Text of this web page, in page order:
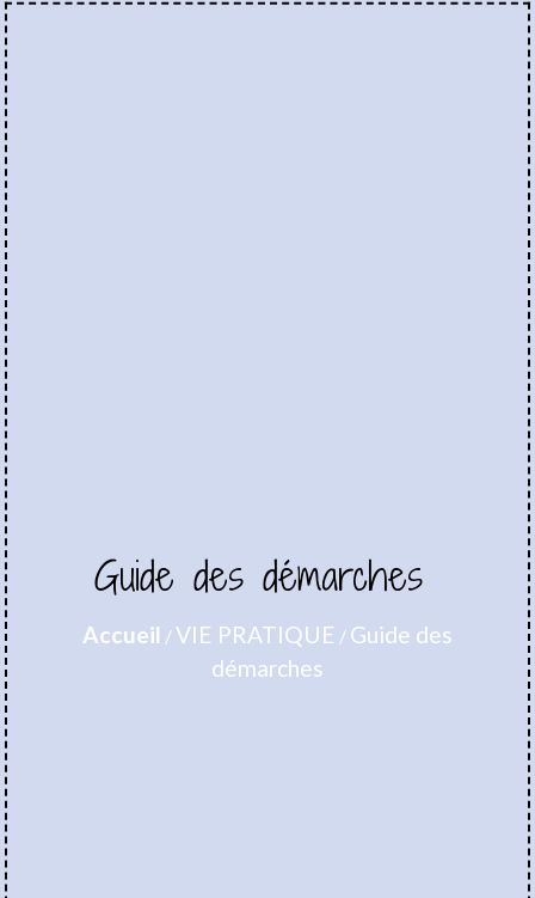
Guide des démarches
Accueil /VIE PRATIQUE / Guide des
démarches